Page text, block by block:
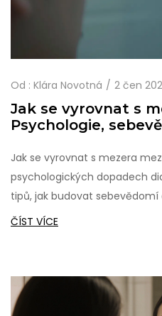
Od : Klára Novotná 2 čen
Jak se vyrovnat s
Psychologie,
Jak se vyrovnat s mezera
psychologických dopadech
tipů, jak budovat
ČÍST VÍCE